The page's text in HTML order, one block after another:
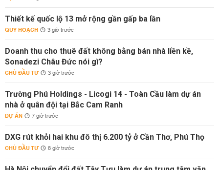
Thiết kế quốc lộ 13 mở rộng gần gấp ba lần
QUY HOẠCH 3 giờ trước
Doanh thu cho thuê đất không bằng bán nhà liền kề,
Sonadezi Châu Đức nói gì?
CHỦ ĐẦU TƯ 3 giờ trước
Trường Phú Holdings - Licogi 14 - Toàn Cầu làm dự án
nhà ở quân đội tại Bắc Cam Ranh
DỰ ÁN 7 giờ trước
DXG rút khỏi hai khu đô thị 6.200 tỷ ở Cần Thơ, Phú Thọ
CHỦ ĐẦU TƯ 8 giờ trước